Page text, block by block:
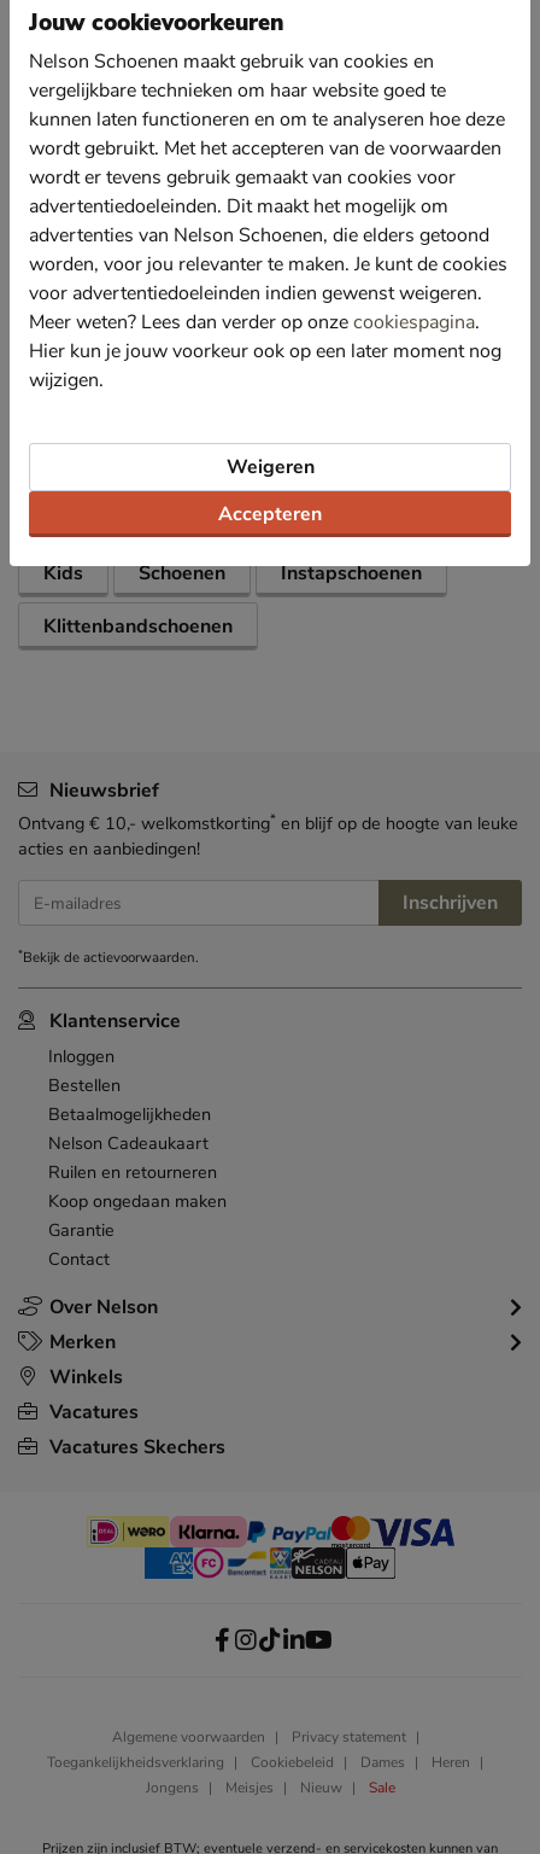
aan hun voetjes hebben.
Uitgevoerd in imitatieleer met handige
klittenbandsluiting. Hiermee kunnen ze sneller hun
eigen schoenen aantrekken.
Gevoerd met imitatieleer. De gewatteerde hielkap
zorgt voor meer zachtheid en minder wrijving.
Voorzien van een anatomische gevormd voetbed wat
de voeten ondersteund waar nodig. Tevens is het
voetbed uitneembaar waardoor je ze goed kunt laten
ventileren.
Afgewerkt met een flexibele rubberen loopzool met
goede grip.
Kids Schoenen
Instapschoenen
Klittenbandschoenen
Over Nelson
Klantenservice
Inloggen
Bestellen
Betaalmogelijkheden
Nelson Cadeaukaart
Ruilen en retourneren
Koop ongedaan maken
Garantie
Contact
Merken
Winkels
Vacatures
Vacatures Skechers
Nieuwsbrief
Ontvang € 10,- welkomstkorting* en blijf op de hoogte van leuke
acties en aanbiedingen!
E-mailadres Inschrijven
*Bekijk deactievoorwaarden.
Algemene voorwaarden
Privacy statement
Toegankelijkheidsverklaring
Cookiebeleid Dames
Heren
Jongens
Meisjes Nieuw Sale
Prijzen zijn inclusief BTW; eventuele verzend- en servicekosten kunnen van
Jouw cookievoorkeuren
Nelson Schoenen maakt gebruik van cookies en
vergelijkbare technieken om haar website goed te
kunnen laten functioneren en om te analyseren hoe deze
wordt gebruikt. Met het accepteren van de voorwaarden
wordt er tevens gebruik gemaakt van cookies voor
advertentiedoeleinden. Dit maakt het mogelijk om
advertenties van Nelson Schoenen, die elders getoond
worden, voor jou relevanter te maken. Je kunt de cookies
voor advertentiedoeleinden indien gewenst weigeren.
Meer weten? Lees dan verder op onzecookiespagina.
Hier kun je jouw voorkeur ook op een later moment nog
wijzigen.
Accepteren
Weigeren